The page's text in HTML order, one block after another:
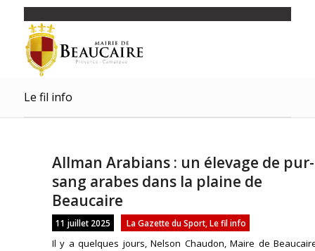
Le fil info
Allman Arabians : un élevage de pur-
sang arabes dans la plaine de
Beaucaire
11 juillet 2025 La Gazette du Sport, Le fil info
Il y a quelques jours, Nelson Chaudon, Maire de